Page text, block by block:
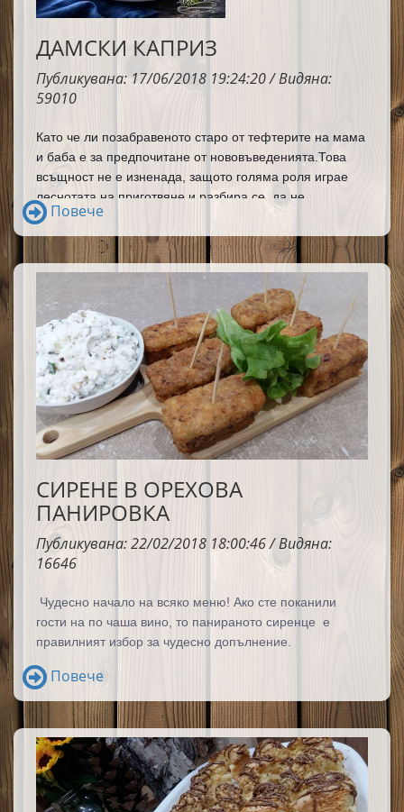
ДАМСКИ КАПРИЗ
Публикувана: 17/06/2018 19:24:20 / Видяна:
59010
Като че ли позабравеното старо от тефтерите на мама
и баба е за предпочитане от нововъведенията.Това
всъщност не е изненада, защото голяма роля играе
леснотата на приготвяне и разбира се, да не
забравяме най-важното – добре познатият вкус, от
който ти става мило и се завръщаш към спомени от
безгрижно детство.
Повече
СИРЕНЕ В ОРЕХОВА
ПАНИРОВКА
Публикувана: 22/02/2018 18:00:46 / Видяна:
16646
Чудесно начало на всяко меню! Ако сте поканили
гости на по чаша вино, то панираното сиренце е
правилният избор за чудесно допълнение.
Повече